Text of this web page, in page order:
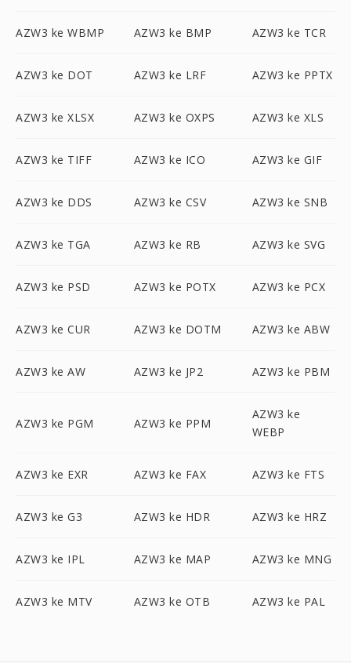
AZW3 ke WBMP AZW3 ke BMP AZW3 ke TCR
AZW3 ke DOT AZW3 ke LRF AZW3 ke PPTX
AZW3 ke XLSX AZW3 ke OXPS AZW3 ke XLS
AZW3 ke TIFF AZW3 ke ICO AZW3 ke GIF
AZW3 ke DDS AZW3 ke CSV AZW3 ke SNB
AZW3 ke TGA AZW3 ke RB AZW3 ke SVG
AZW3 ke PSD AZW3 ke POTX AZW3 ke PCX
AZW3 ke CUR AZW3 ke DOTM AZW3 ke ABW
AZW3 ke AW AZW3 ke JP2 AZW3 ke PBM
AZW3 ke PGM AZW3 ke PPM
AZW3 ke
WEBP
AZW3 ke EXR AZW3 ke FAX AZW3 ke FTS
AZW3 ke G3 AZW3 ke HDR AZW3 ke HRZ
AZW3 ke IPL AZW3 ke MAP AZW3 ke MNG
AZW3 ke MTV AZW3 ke OTB AZW3 ke PAL